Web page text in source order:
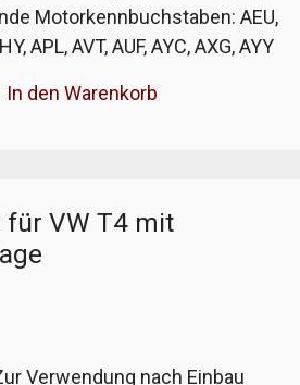
Motorkennbuchstaben: AEU,
APL, AVT, AUF, AYC, AXG, AYY
Die Lichtmaschine entspricht
in Deutschland kontrolliert. Da
Lichtmaschinen
wir diese. Und Stand jetzt läuft
In den Warenkorb
für VW T4 mit
Verwendung nach Einbau